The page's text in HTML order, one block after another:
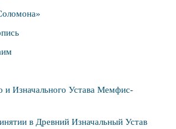
и Изначального Устава Мемфис-
в Древний Изначальный Устав